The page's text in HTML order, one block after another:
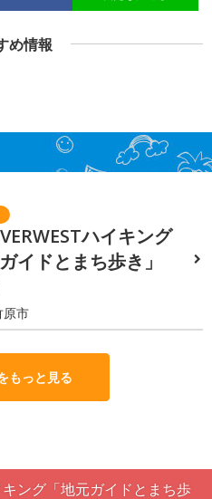
め情報
ハイキング
イドとまち歩き」
原市
もっと見る
キング「地元ガイドとまち歩